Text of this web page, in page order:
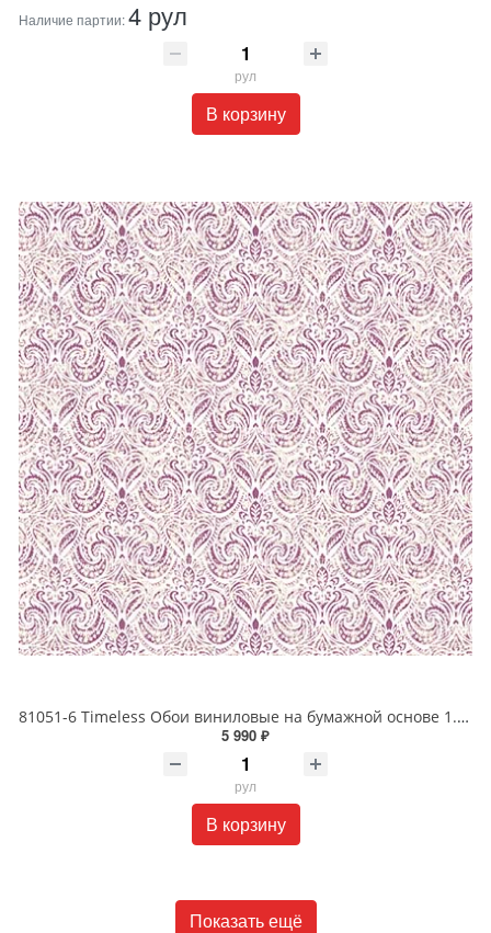
Наличие партии:4 рул
рул
В корзину
81051-6 Timeless Обои виниловые на бумажной основе 1.06*15.5
5 990 ₽
рул
В корзину
Показать ещё